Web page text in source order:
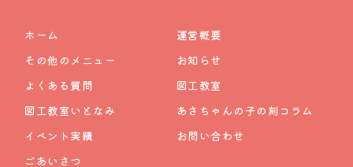
ホーム
その他のメニュー
よくある質問
図工教室いとなみ
イベント実績
ごあいさつ
運営概要
お知らせ
図工教室
あさちゃんの子の刻コラム
お問い合わせ